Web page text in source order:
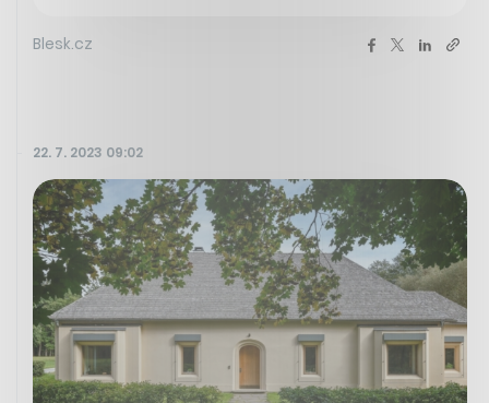
Blesk.cz
22. 7. 2023 09:02